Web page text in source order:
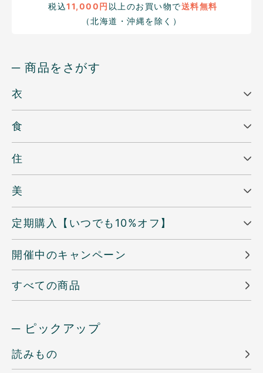
税込11,000円 以上のお買い物で送料無料
（北海道・沖縄を除く）
─ 商品をさがす
衣
食
住
美
定期購入【いつでも10%オフ】
開催中のキャンペーン
すべての商品
─ ピックアップ
読みもの